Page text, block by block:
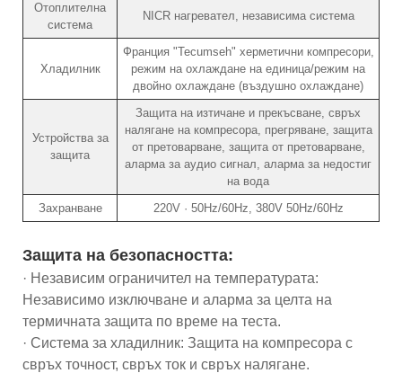
Отоплителна
система
NICR нагревател, независима система
Хладилник
Франция "Tecumseh" херметични компресори,
режим на охлаждане на единица/режим на
двойно охлаждане (въздушно охлаждане)
Устройства за
защита
Защита на изтичане и прекъсване, свръх
налягане на компресора, прегряване, защита
от претоварване, защита от претоварване,
аларма за аудио сигнал, аларма за недостиг
на вода
Захранване
220V · 50Hz/60Hz, 380V 50Hz/60Hz
Защита на безопасността:
· Независим ограничител на температурата:
Независимо изключване и аларма за целта на
термичната защита по време на теста.
· Система за хладилник: Защита на компресора с
свръх точност, свръх ток и свръх налягане.